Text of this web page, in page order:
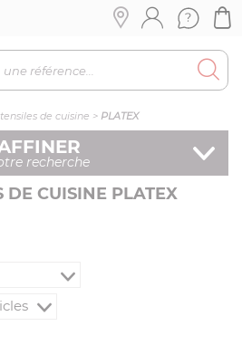
de cuisine > PLATEX
recherche
DE CUISINE PLATEX